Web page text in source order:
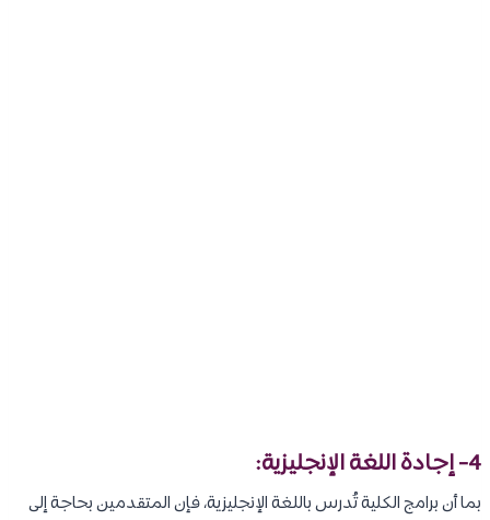
4- إجادة اللغة الإنجليزية:
بما أن برامج الكلية تُدرس باللغة الإنجليزية، فإن المتقدمين بحاجة إلى